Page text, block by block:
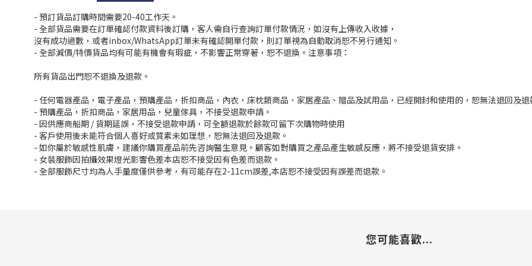
- 預訂貨品訂購時間需要20-40工作天。
- 全部貨品需要在訂單確認付款資料後訂購，客人需自行查詢訂單付款情況，如沒有上傳收入收據，
沒有成功過數，或者inbox/WhatsApp訂單未有確認開單付款，則訂單視為自動取消恕不另行通知。
- 全部減價/特價貨品均有可能有機會有瑕疵，不影響正常穿著，恕不退換。注意事項：
所有貨品出門恕不退換及退款。
- 任何電器產品，電子產品，預購產品，折扣商品，內衣，床枕類商品、家居產品、贈品及試用品，已經開封和使用的，恕無法退回及退
- 預購產品，折扣商品，家居用品，兒童傢具，不接受退款申請。
- 因供應商船期 / 貨期延誤，不接受退款申請，可全額退款於餘款可留下次購物時使用
- 客戶使用後未能符合個人喜好或質素未如理想，恕無法退回及退款。
- 如你屬於敏感性肌膚，建議你購買產品前先咨詢醫生意見。顧客如對購買之產品產生敏感反應，將不接受退貨安排。
- 女裝服飾因拍攝效果燈光影響色差本店恕不接受因有色差而退款。
- 全部服飾尺寸均為人手量度僅供參考，有可能存在2-11cm誤差,本店恕不接受因有誤差而退款。
您可能喜歡...